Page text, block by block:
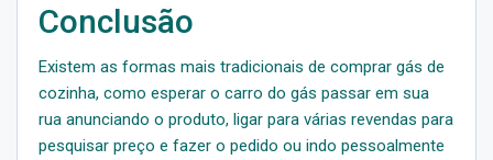
Conclusão
Existem as formas mais tradicionais de comprar gás de
cozinha, como esperar o carro do gás passar em sua
rua anunciando o produto, ligar para várias revendas para
pesquisar preço e fazer o pedido ou indo pessoalmente